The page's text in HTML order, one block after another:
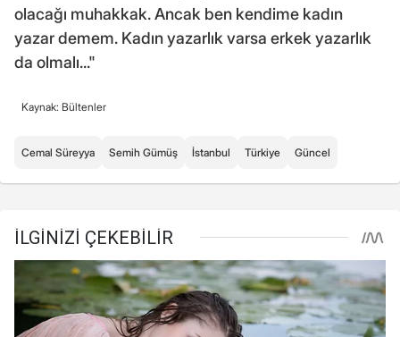
olacağı muhakkak. Ancak ben kendime kadın
yazar demem. Kadın yazarlık varsa erkek yazarlık
da olmalı..."
Kaynak: Bültenler
Cemal Süreyya Semih Gümüş İstanbul Türkiye Güncel